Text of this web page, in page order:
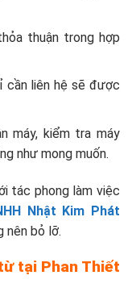
thuận trong hợp
cần liên hệ sẽ được
máy, kiểm tra máy
như mong muốn.
tác phong làm việc
Nhật Kim Phát
nên bỏ lỡ.
tại Phan Thiết